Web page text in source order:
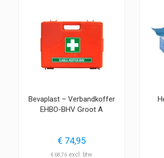
Bevaplast – Verbandkoffer
EHBO-BHV Groot A
€ 74,95
€ 68,76